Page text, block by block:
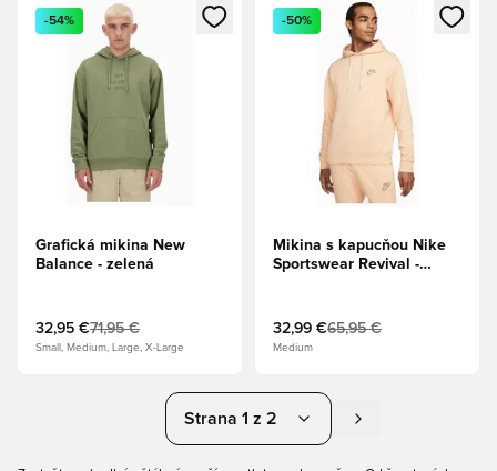
Otvorí modál na prihlásenie alebo registráciu ako člen
-54%
Grafická mikina New
Balance - zelená
32,95 €71,95 €
Small, Medium, Large, X-Large
Otvorí modál na prihlásenie
-50%
Mikina s kapucňou Nike
Sportswear Revival -
32,99 €65,95 €
Medium
Strana 1 z 2